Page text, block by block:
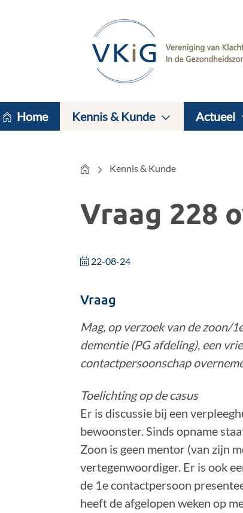
Home Kennis & Kunde Actueel
HomeKennis & Kunde
Vraag 228
22-08-24
Vraag
Mag, op verzoek van de zoon/
dementie (PG afdeling), een
contactpersoonschap
Toelichting op de casus
Er is discussie bij een
bewoonster. Sinds opname
Zoon is geen mentor (van zijn
vertegenwoordiger. Er is ook
de 1e contactpersoon
heeft de afgelopen weken op